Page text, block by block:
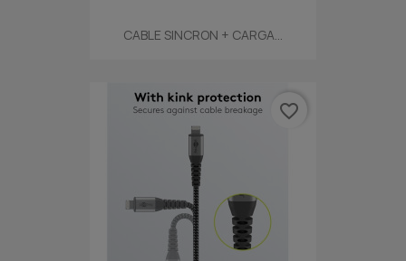
CABLE SINCRON + CARGA...
favorite_border